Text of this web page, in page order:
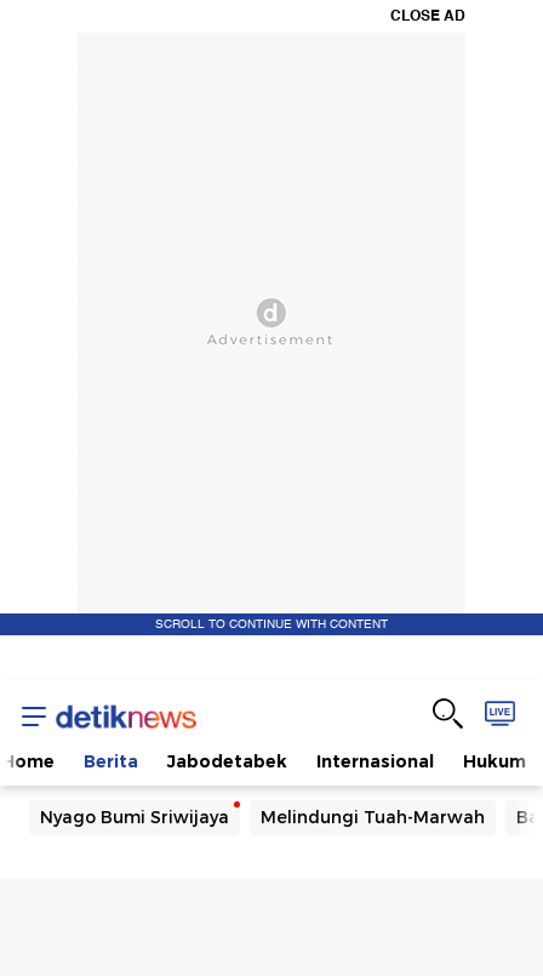
CLOSE AD
SCROLL TO CONTINUE WITH CONTENT
Home Berita Jabodetabek Internasional Hukum
Nyago Bumi Sriwijaya Melindungi Tuah-Marwah